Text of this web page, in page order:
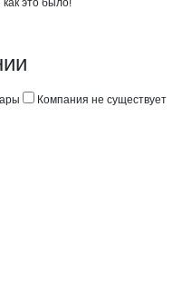
это было!
о неточностях
Компания не существует